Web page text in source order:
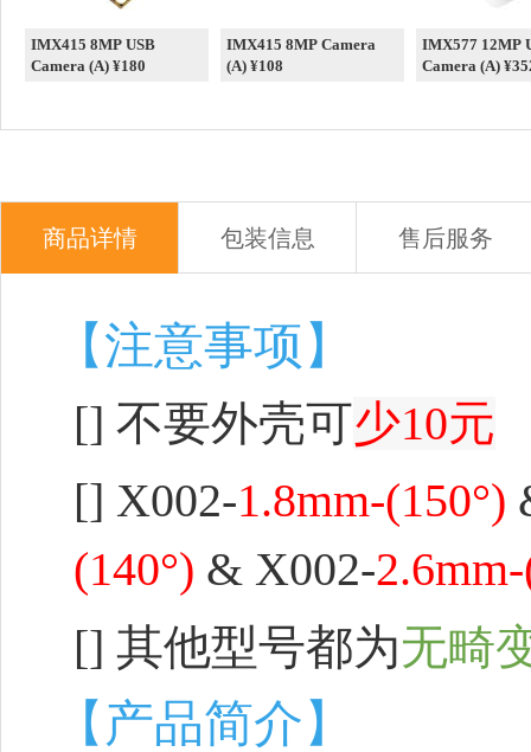
IMX415 8MP USB
Camera (A) ¥180
IMX415 8MP Camera
(A) ¥108
IMX577 12MP
Camera (A)
商品详情 包装信息 售后服务
【注意事项】
[] 不要外壳可少10元
[] X002-1.8mm-(150°)
(140°) & X002-
[] 其他型号都为无畸
【产品简介】